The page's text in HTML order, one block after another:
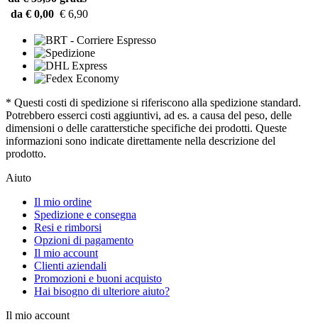
da € 0,00 € 6,90
* Questi costi di spedizione si riferiscono alla spedizione standard.
Potrebbero esserci costi aggiuntivi, ad es. a causa del peso, delle
dimensioni o delle caratterstiche specifiche dei prodotti. Queste
informazioni sono indicate direttamente nella descrizione del
prodotto.
Aiuto
Il mio ordine
Spedizione e consegna
Resi e rimborsi
Opzioni di pagamento
Il mio account
Clienti aziendali
Promozioni e buoni acquisto
Hai bisogno di ulteriore aiuto?
Il mio account